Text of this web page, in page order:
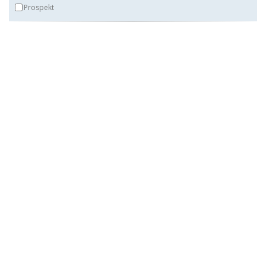
Prospekt